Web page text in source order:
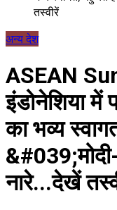
तस्वीरें
अन्य देश
ASEAN
इंडोनेशिया में
का भव्य
नारे...देखें